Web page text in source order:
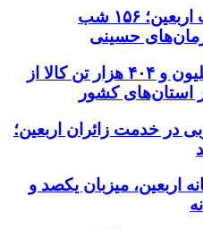
خراسان جنوبی در شب اربعین؛ ۱۵۶ شب
حسینی
جابه جایی بیش از ۲ میلیون و ۴۰۴ هزار تن کالا از
استان‌های کشور
در خدمت زائران اربعین؛
اربعین، میزبان یکصد و